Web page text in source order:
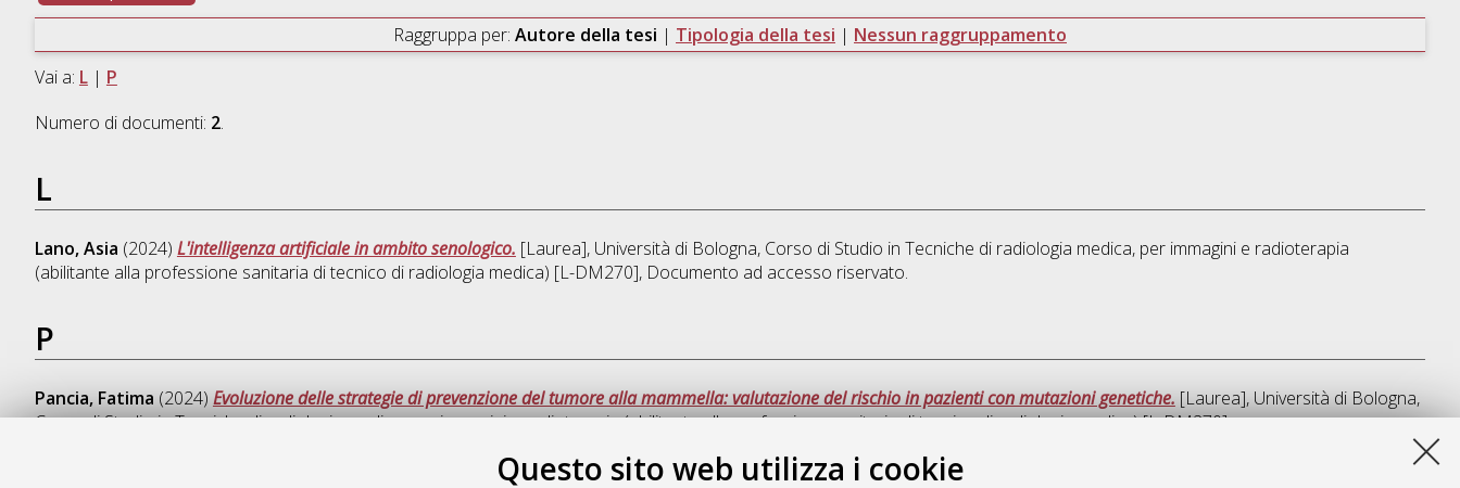
Questo sito web utilizza i cookie
Raggruppa per: Autore della tesi | Tipologia della tesi | Nessun raggruppamento
Vai a: L| P
Numero di documenti: 2.
L
Lano, Asia (2024) L'intelligenza artificiale in ambito senologico. [Laurea], Università di Bologna, Corso di Studio in Tecniche di radiologia medica, per immagini e radioterapia
(abilitante alla professione sanitaria di tecnico di radiologia medica) [L-DM270], Documento ad accesso riservato.
P
Pancia, Fatima (2024) Evoluzione delle strategie di prevenzione del tumore alla mammella: valutazione del rischio in pazienti con mutazioni genetiche. [Laurea], Università di Bologna,
Corso di Studio inTecniche di radiologia medica, per immagini e radioterapia (abilitante alla professione sanitaria di tecnico di radiologia medica) [L-DM270]
Questa lista e' stata generata il